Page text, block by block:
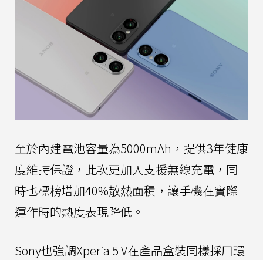
至於內建電池容量為5000mAh，提供3年健康
度維持保證，此次更加入支援無線充電，同
時也標榜增加40%散熱面積，讓手機在實際
運作時的熱度表現降低。
Sony也強調Xperia 5 V在產品盒裝同樣採用環